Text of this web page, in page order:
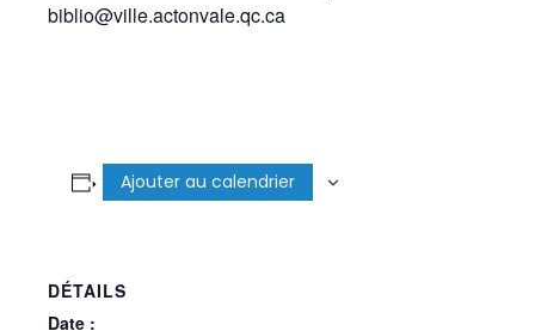
biblio@ville.actonvale.qc.ca
Ajouter au calendrier
DÉTAILS
Date :